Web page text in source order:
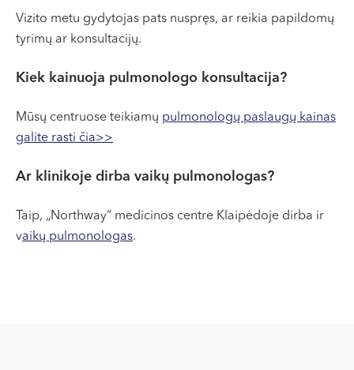
Vizito metu gydytojas pats nuspręs, ar reikia papildomų
tyrimų ar konsultacijų.
Kiek kainuoja pulmonologo konsultacija?
Mūsų centruose teikiamų pulmonologų paslaugų kainas
galite rasti čia>>
Ar klinikoje dirba vaikų pulmonologas?
Taip, „Northway“ medicinos centre Klaipėdoje dirba ir
vaikų pulmonologas.